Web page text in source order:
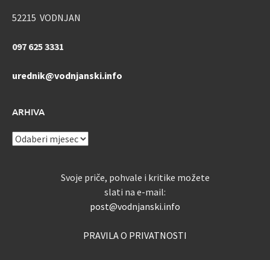
52215 VODNJAN
097 625 3331
urednik@vodnjanski.info
ARHIVA
ARHIVA
Svoje priče, pohvale i kritike možete
slati na e-mail:
post@vodnjanski.info
PRAVILA O PRIVATNOSTI